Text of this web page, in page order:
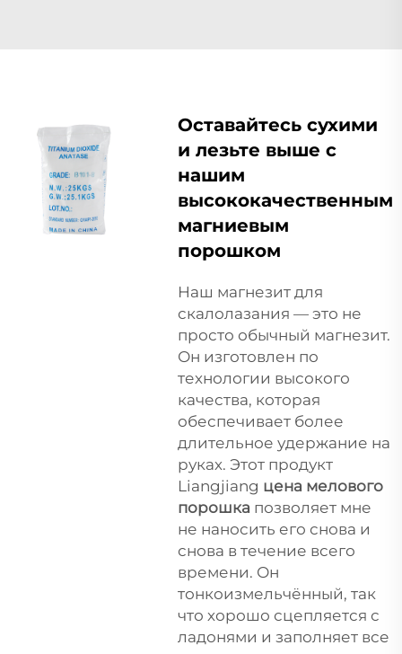
Оставайтесь сухими
и лезьте выше с
нашим
высококачественным
магниевым
порошком
Наш магнезит для
скалолазания — это не
просто обычный магнезит.
Он изготовлен по
технологии высокого
качества, которая
обеспечивает более
длительное удержание на
руках. Этот продукт
Liangjiang цена мелового
порошка позволяет мне
не наносить его снова и
снова в течение всего
времени. Он
тонкоизмельчённый, так
что хорошо сцепляется с
ладонями и заполняет все